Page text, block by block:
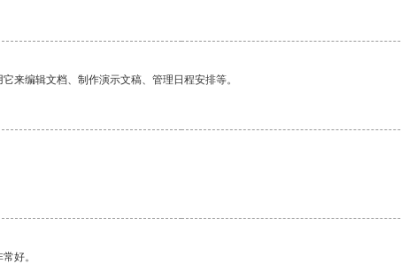
来编辑文档、制作演示文稿、管理日程安排等。
好。